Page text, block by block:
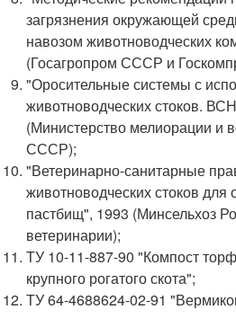
загрязнения окружающей
навозом животноводческих
(Госагропром СССР и
"Оросительные системы с
животноводческих стоков.
(Министерство мелиорации и
СССР);
"Ветеринарно-санитарные
животноводческих стоков
пастбищ", 1993 (Минсельхоз
ветеринарии);
ТУ 10-11-887-90 "Компост
крупного рогатого скота";
ТУ 64-4688624-02-91